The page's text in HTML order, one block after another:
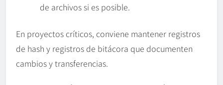
de archivos si es posible.
En proyectos críticos, conviene mantener registros
de hash y registros de bitácora que documenten
cambios y transferencias.